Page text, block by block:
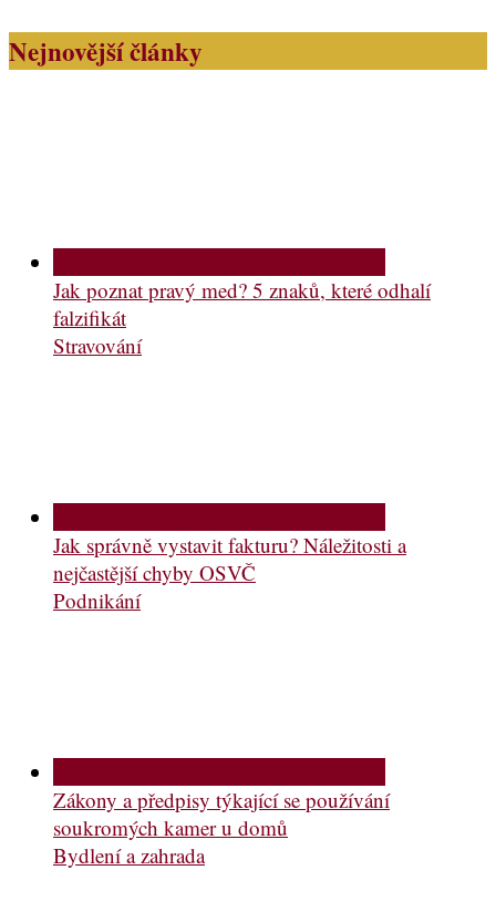
Nejnovější články
Jak poznat pravý med? 5 znaků, které odhalí
falzifikát
Stravování
Jak správně vystavit fakturu? Náležitosti a
nejčastější chyby OSVČ
Podnikání
Zákony a předpisy týkající se používání
soukromých kamer u domů
Bydlení a zahrada